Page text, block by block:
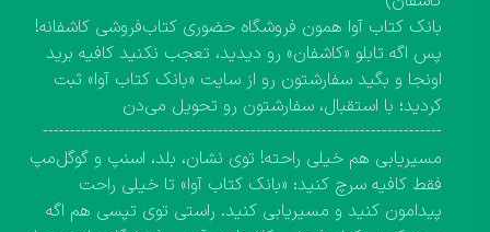
بانک کتاب آوا همون فروشگاه حضوری کتاب‌فروشی کاشفانه!
پس اگه تابلو «کاشفان» رو دیدید، تعجب نکنید کافیه برید
اونجا و بگید سفارشتون رو از سایت «بانک کتاب آوا» ثبت
کردید؛ با استقبال، سفارشتون رو تحویل می‌دن
-------------------------------------------------------------------------
مسیریابی هم خیلی راحته! توی نشان، بلد، اسنپ و گوگل‌مپ
فقط کافیه سرچ کنید: «بانک کتاب آوا» تا خیلی راحت
پیدامون کنید و مسیریابی کنید. راستی توی تپسی هم اگه